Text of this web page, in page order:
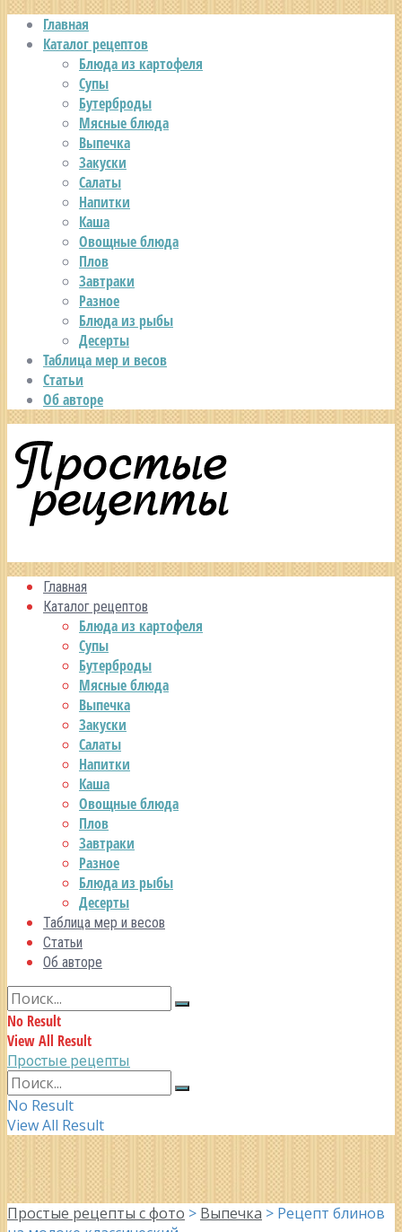
Главная
Каталог рецептов
Блюда из картофеля
Супы
Бутерброды
Мясные блюда
Выпечка
Закуски
Салаты
Напитки
Каша
Овощные блюда
Плов
Завтраки
Разное
Блюда из рыбы
Десерты
Таблица мер и весов
Статьи
Об авторе
Главная
Каталог рецептов
Блюда из картофеля
Супы
Бутерброды
Мясные блюда
Выпечка
Закуски
Салаты
Напитки
Каша
Овощные блюда
Плов
Завтраки
Разное
Блюда из рыбы
Десерты
Таблица мер и весов
Статьи
Об авторе
No Result
View All Result
Простые рецепты
No Result
View All Result
Простые рецепты с фото > Выпечка > Рецепт блинов